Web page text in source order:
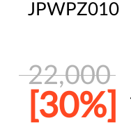
JPWPZ010
22,000
[30%]